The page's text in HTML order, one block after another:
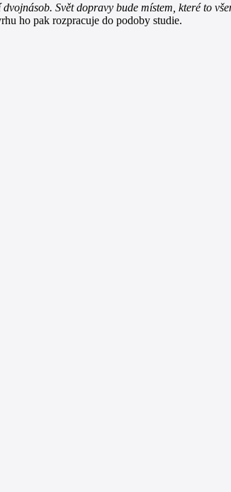
Svět dopravy bude místem, které to
ho pak rozpracuje do podoby studie.